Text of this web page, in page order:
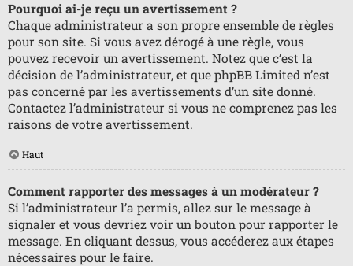
Pourquoi ai-je reçu un avertissement ?
Chaque administrateur a son propre ensemble de règles
pour son site. Si vous avez dérogé à une règle, vous
pouvez recevoir un avertissement. Notez que c’est la
décision de l’administrateur, et que phpBB Limited n’est
pas concerné par les avertissements d’un site donné.
Contactez l’administrateur si vous ne comprenez pas les
raisons de votre avertissement.
Haut
Comment rapporter des messages à un modérateur ?
Si l’administrateur l’a permis, allez sur le message à
signaler et vous devriez voir un bouton pour rapporter le
message. En cliquant dessus, vous accéderez aux étapes
nécessaires pour le faire.